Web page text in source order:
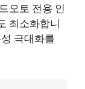
오토 전용 인
최소화합니
극대화를